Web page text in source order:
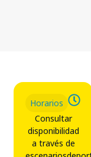
Horarios
Consultar
disponibilidad
a través de